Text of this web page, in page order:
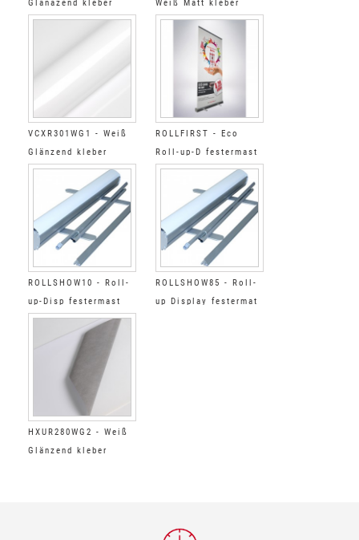
Glänazend kleber
permanent super
Weiß Matt kleber
permanent verstärkt
VCXR301WG1 - Weiß
Glänzend kleber
permanent extra
versärkt farblos
ROLLFIRST - Eco
Roll-up-D festermast
850mm x 2m
ROLLSHOW10 - Roll-
up-Disp festermast
1000mm x 2m
ROLLSHOW85 - Roll-
up Display festermat
HXUR280WG2 - Weiß
Glänzend kleber